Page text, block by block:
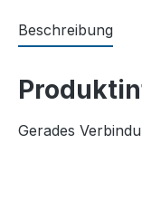
Beschreibung
Gerades